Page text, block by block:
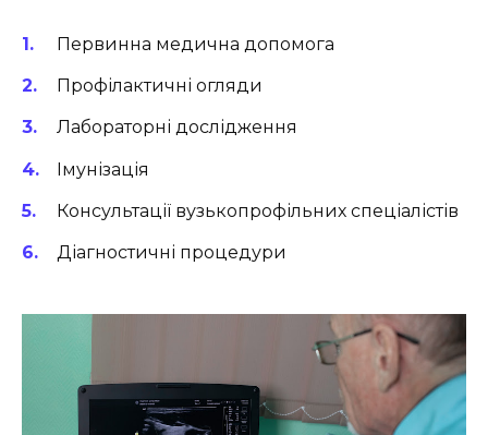
Первинна медична допомога
Профілактичні огляди
Лабораторні дослідження
Імунізація
Консультації вузькопрофільних спеціалістів
Діагностичні процедури